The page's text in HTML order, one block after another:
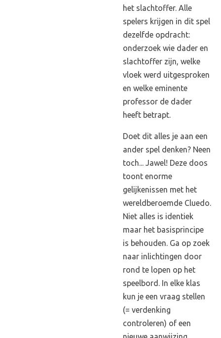
het slachtoffer. Alle
spelers krijgen in dit spel
dezelfde opdracht:
onderzoek wie dader en
slachtoffer zijn, welke
vloek werd uitgesproken
en welke eminente
professor de dader
heeft betrapt.
Doet dit alles je aan een
ander spel denken? Neen
toch... Jawel! Deze doos
toont enorme
gelijkenissen met het
wereldberoemde Cluedo.
Niet alles is identiek
maar het basisprincipe
is behouden. Ga op zoek
naar inlichtingen door
rond te lopen op het
speelbord. In elke klas
kun je een vraag stellen
(= verdenking
controleren) of een